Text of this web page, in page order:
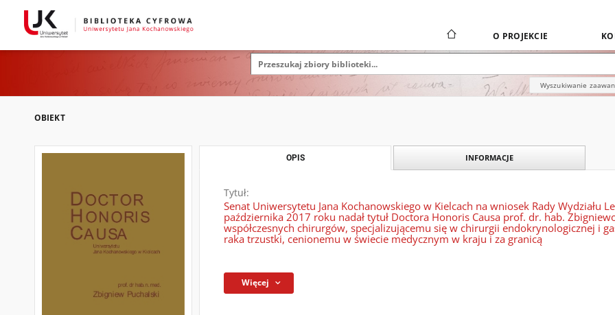
O PROJEKCIE
Wyszukiwanie
OBIEKT
OPIS INFORMACJE
Tytuł:
Senat Uniwersytetu Jana Kochanowskiego w Kielcach na wniosek Rady Wydziału
października 2017 roku nadał tytuł Doctora Honoris Causa prof. dr. hab.
współczesnych chirurgów, specjalizującemu się w chirurgii endokrynologicznej i
raka trzustki, cenionemu w świecie medycznym w kraju i za granicą
Więcej